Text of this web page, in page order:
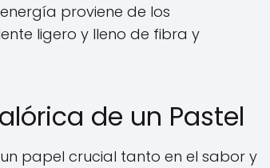
proviene de los
ligero y lleno de fibra y
de un Pastel
papel crucial tanto en el sabor y